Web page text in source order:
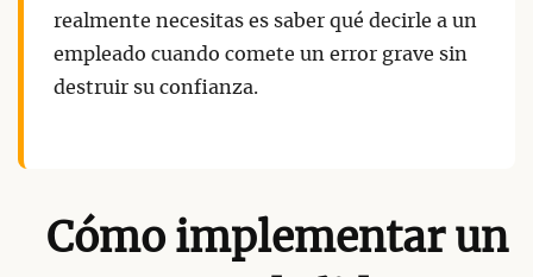
realmente necesitas es saber qué decirle a un
empleado cuando comete un error grave sin
destruir su confianza.
Cómo implementar un